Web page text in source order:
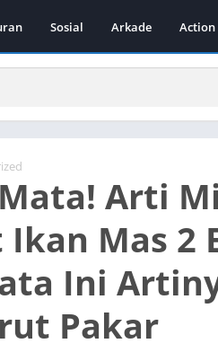
Sosial Arkade Action
Arti
Ikan Mas 2
Ini
Pakar